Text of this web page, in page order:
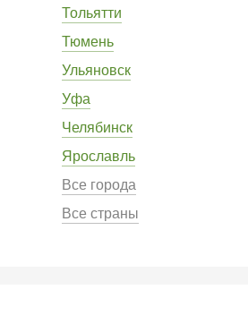
Тольятти
Тюмень
Ульяновск
Уфа
Челябинск
Ярославль
Все города
Все страны